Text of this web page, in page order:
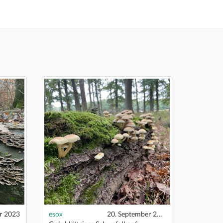
2023
esox
20. September 2021